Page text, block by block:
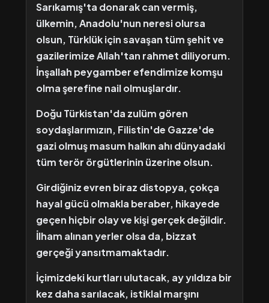
Sarıkamış'ta donarak can vermiş,
ülkemin, Anadolu'nun neresi olursa
olsun, Türklük için savaşan tüm şehit ve
gazilerimize Allah'tan rahmet diliyorum.
İnşallah peygamber efendimize komşu
olma şerefine nail olmuşlardır.
Doğu Türkistan'da zulüm gören
soydaşlarımızın, Filistin'de Gazze'de
gazi olmuş masum halkın ahı dünyadaki
tüm terör örgütlerinin üzerine olsun.
Girdiğiniz evren biraz distopya, çokça
hayal gücü olmakla beraber, hikayede
geçen hiçbir olay ve kişi gerçek değildir.
İlham alınan yerler olsa da, bizzat
gerçeği yansıtmamaktadır.
İçimizdeki kurtları ulutacak, ay yıldıza bir
kez daha sarılacak, istiklal marşını